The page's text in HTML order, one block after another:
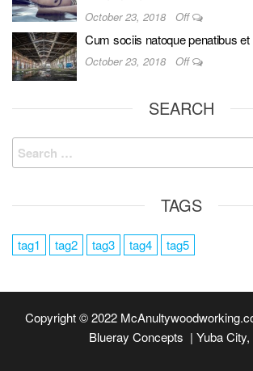
October 23, 2018 Off
Cum sociis natoque penatibus
October 23, 2018 Off
SEARCH
Search
for:
TAGS
tag1 tag2 tag3 tag4 tag5
Copyright © 2022
Blueray Concepts | Yuba